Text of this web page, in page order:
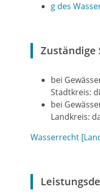
g des
Zuständige
bei
Stadtkreis:
bei
Landkreis:
Wasserrecht